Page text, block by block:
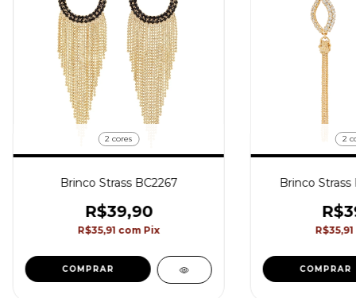
2 cores
Brinco Strass BC2267
R$39,90
R$35,91 com Pix
COMPRAR
2
Brinco Strass
R$35,91
COMPRAR